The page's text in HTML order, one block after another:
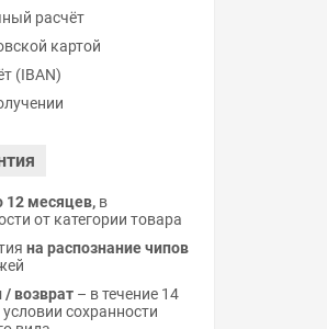
расчёт
картой
(IBAN)
12 месяцев,в
от категории товара
на распознание чипов
возврат– в течение 14
сохранности